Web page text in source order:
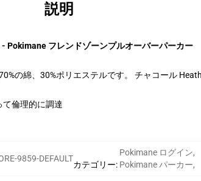
説明
Pokimane フレンドゾーンプルオーバーパーカー
の綿、30%ポリエステルです。 チャコール
倫理的に調達
9859-DEFAULT
カテゴリー:
Pokimane ログイン,
Pokimane パーカー,